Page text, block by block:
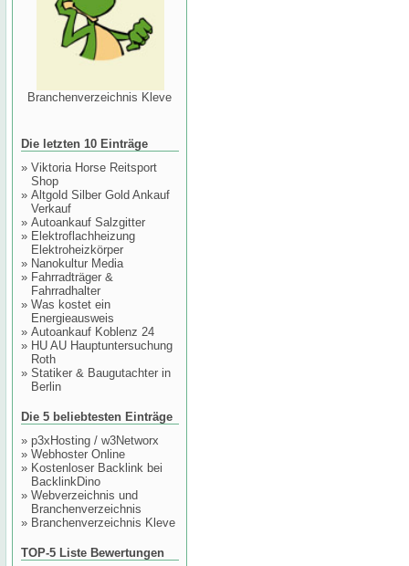
Branchenverzeichnis Kleve
Die letzten 10 Einträge
» Viktoria Horse Reitsport
Shop
» Altgold Silber Gold Ankauf
Verkauf
» Autoankauf Salzgitter
» Elektroflachheizung
Elektroheizkörper
» Nanokultur Media
» Fahrradträger &
Fahrradhalter
» Was kostet ein
Energieausweis
» Autoankauf Koblenz 24
» HU AU Hauptuntersuchung
Roth
» Statiker & Baugutachter in
Berlin
Die 5 beliebtesten Einträge
» p3xHosting / w3Networx
» Webhoster Online
» Kostenloser Backlink bei
BacklinkDino
» Webverzeichnis und
Branchenverzeichnis
» Branchenverzeichnis Kleve
TOP-5 Liste Bewertungen